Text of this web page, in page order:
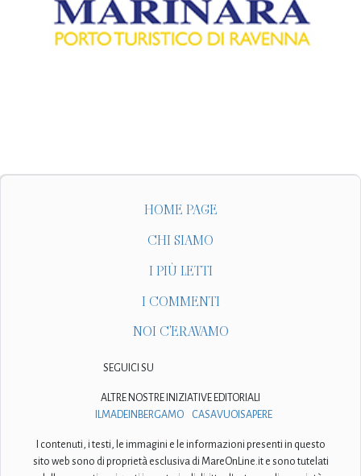
HOME PAGE
CHI SIAMO
I PIÙ LETTI
I COMMENTI
NOI C'ERAVAMO
SEGUICI SU
ALTRE NOSTRE INIZIATIVE EDITORIALI
ILMADEINBERGAMO
CASAVUOISAPERE
I contenuti, i testi, le immagini e le informazioni presenti in questo
sito web sono di proprietà esclusiva di MareOnLine.it e sono tutelati